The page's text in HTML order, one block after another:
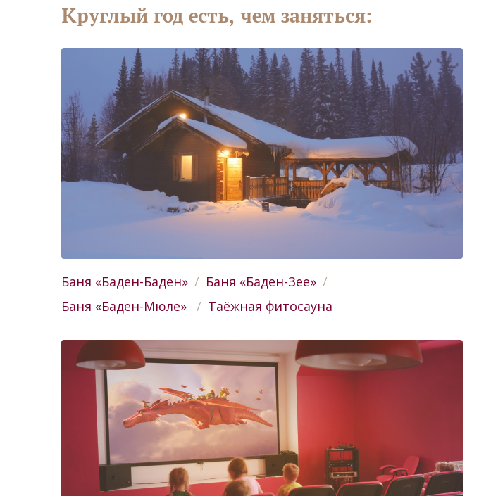
Круглый год есть, чем заняться:
Баня «Баден-Баден»
Баня «Баден-Зее»
Баня «Баден-Мюле»
Таёжная фитосауна